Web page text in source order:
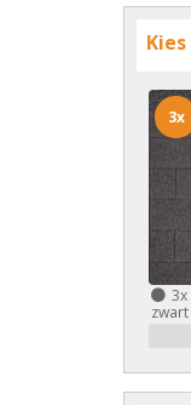
Kies
3x
zwart
3x